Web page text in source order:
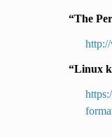
“The
“Linux